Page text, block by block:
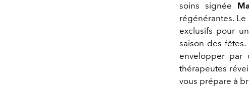
soins signée
régénérantes.
exclusifs pour
saison des fêtes.
envelopper par
thérapeutes
vous prépare à